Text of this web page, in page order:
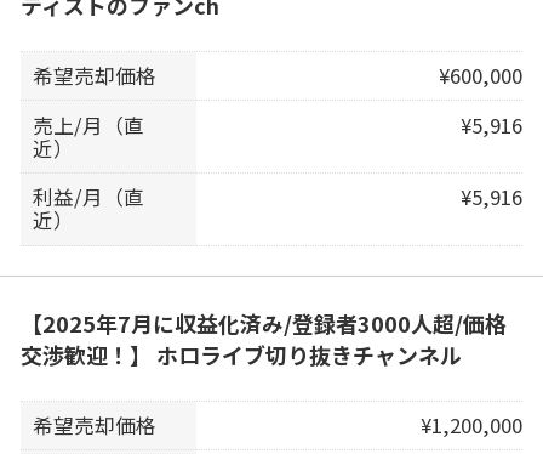
希望売却価格
¥600,000
売上/月（直
近）
¥5,916
利益/月（直
近）
¥5,916
【2025年7月に収益化済み/登録者3000人超/価格
交渉歓迎！】 ホロライブ切り抜きチャンネル
希望売却価格
¥1,200,000